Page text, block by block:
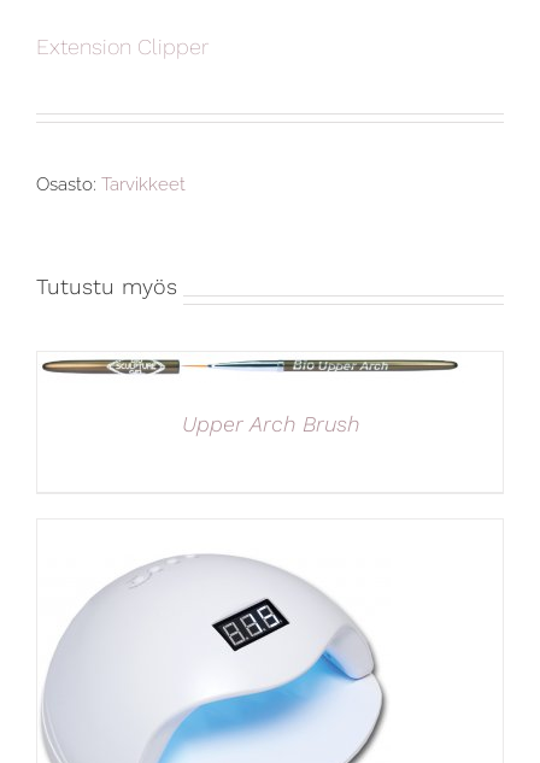
Extension Clipper
Osasto: Tarvikkeet
Tutustu myös
Upper Arch Brush